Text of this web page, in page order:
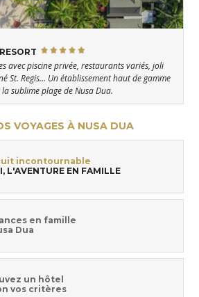
avec piscine privée, restaurants variés, joli
St. Regis... Un établissement haut de gamme
sublime plage de Nusa Dua.
VOYAGES À NUSA DUA
incontournable
L'AVENTURE EN FAMILLE
en famille
Dua
un hôtel
vos critères